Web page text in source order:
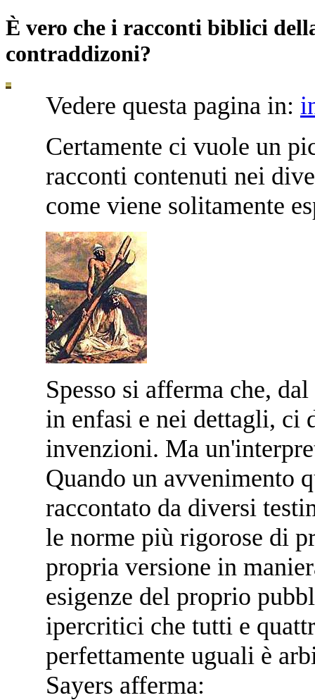
È vero che i racconti biblici
contraddizoni?
Vedere questa pagina in:
Certamente ci vuole un
racconti contenuti nei
come viene solitamente
Spesso si afferma che,
in enfasi e nei dettagli, ci
invenzioni. Ma
Quando un avvenimento
raccontato da diversi
le norme più rigorose di
propria versione in
esigenze del proprio
ipercritici che tutti e
perfettamente uguali è
Sayers afferma: